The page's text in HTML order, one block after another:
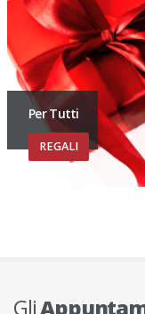
Per Tutti
REGALI
Gli